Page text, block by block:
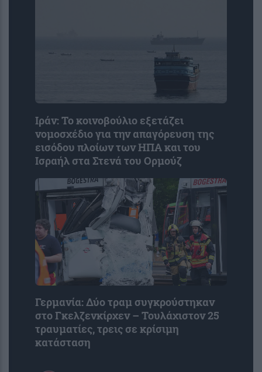
Ιράν: To κοινοβούλιο εξετάζει
νομοσχέδιο για την απαγόρευση της
εισόδου πλοίων των ΗΠΑ και του
Ισραήλ στα Στενά του Ορμούζ
Γερμανία: Δύο τραμ συγκρούστηκαν
στο Γκελζενκίρχεν – Τουλάχιστον 25
τραυματίες, τρεις σε κρίσιμη
κατάσταση